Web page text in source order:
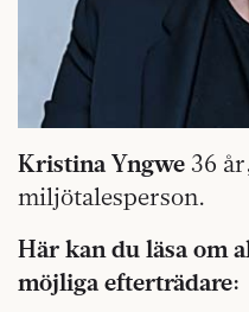
Kristina Yngwe 36
miljötalesperson.
Här kan du läsa om
möjliga efterträdare: